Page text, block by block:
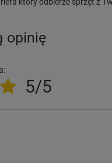
opinię
5/5